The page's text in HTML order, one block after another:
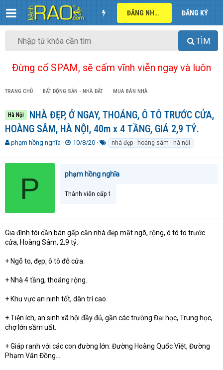
ĐĂNG NHẬP ĐĂNG KÝ
TÌM
Đừng cố SPAM, sẽ cấm vĩnh viễn ngay và luôn
TRANG CHỦ BẤT ĐỘNG SẢN - NHÀ ĐẤT MUA BÁN NHÀ
Hà Nội
NHÀ ĐẸP, Ở NGAY, THOÁNG, Ô TÔ TRƯỚC CỬA,
HOÀNG SÂM, HÀ NỘI, 40m x 4 TẦNG, GIÁ 2,9 TỶ.
T
r
a
t
e
phạm hồng nghĩa
N
à
g
i
10/8/20
k
h
ó
nhà đẹp - hoàng sâm - hà nội
P phạm hồng nghĩa
Thành viên cấp 1
Gia đình tôi cần bán gấp căn nhà đẹp mặt ngõ, rộng, ô tô to trước
cửa, Hoàng Sâm, 2,9 tỷ.
+ Ngõ to, đẹp, ô tô đỗ cửa.
+ Nhà 4 tầng, thoáng rộng.
+ Khu vực an ninh tốt, dân trí cao.
+ Tiện ích, an sinh xã hội đầy đủ, gần các trường Đại học, Trung học,
chợ lớn sầm uất.
+ Giáp ranh với các con đường lớn: Đường Hoàng Quốc Việt, Đường
Phạm Văn Đồng…